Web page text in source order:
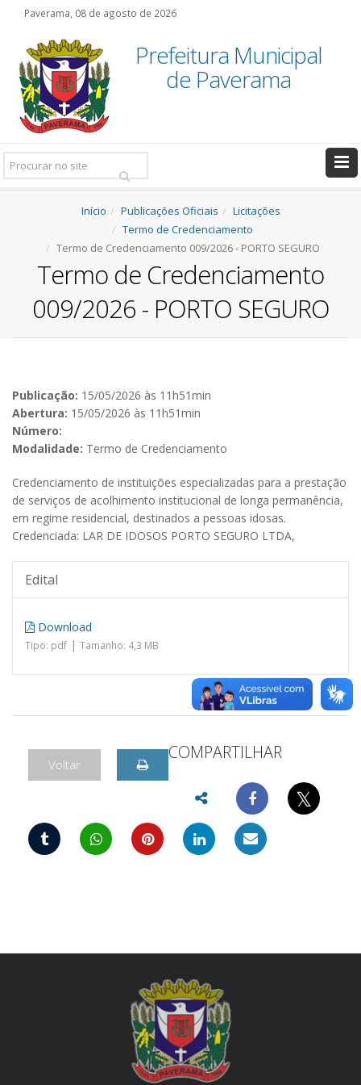
Paverama, 08 de agosto de 2026
Prefeitura Municipal
de Paverama
Pesquisar:
Início Publicações Oficiais
Licitações
Termo de Credenciamento
Termo de Credenciamento 009/2026 - PORTO SEGURO
Termo de Credenciamento
009/2026 - PORTO SEGURO
Publicação: 15/05/2026 às 11h51min
Abertura: 15/05/2026 às 11h51min
Número:
Modalidade: Termo de Credenciamento
Credenciamento de instituições especializadas para a prestação
de serviços de acolhimento institucional de longa permanência,
em regime residencial, destinados a pessoas idosas.
Credenciada: LAR DE IDOSOS PORTO SEGURO LTDA,
Edital
Download
Tipo: pdf | Tamanho: 4,3 MB
Voltar
COMPARTILHAR
𝕏